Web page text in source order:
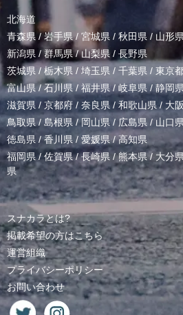
北海道
青森県 / 岩手県/ 宮城県 / 秋田県 / 山形
新潟県 /群馬県/山梨県 / 長野県
茨城県 / 栃木県 / 埼玉県 / 千葉県 / 東京
富山県 /石川県/福井県/岐阜県 / 静岡
滋賀県 / 京都府 / 奈良県 / 和歌山県/ 大
鳥取県/ 島根県 /岡山県/ 広島県 / 山口
徳島県 /香川県 / 愛媛県/高知県
福岡県/佐賀県/長崎県 /熊本県/ 大分
県
スナカラとは?
掲載希望の方はこちら
運営組織
プライバシーポリシー
お問い合わせ